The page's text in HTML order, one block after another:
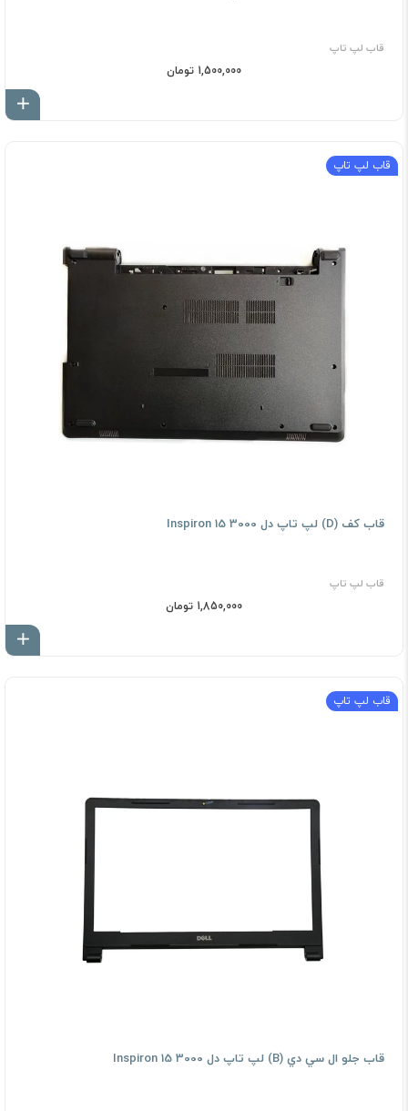
قاب لپ تاپ
1,500,000 تومان
قاب لپ تاپ
قاب کف (D) لپ تاپ دل Inspiron 15 3000
قاب لپ تاپ
1,850,000 تومان
قاب لپ تاپ
قاب جلو ال سي دي (B) لپ تاپ دل Inspiron 15 3000